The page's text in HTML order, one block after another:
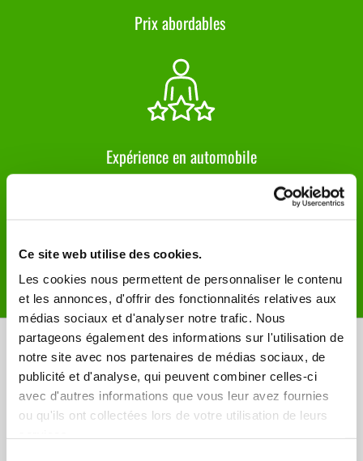
Ce site web utilise des cookies.
Les cookies nous permettent de personnaliser le contenu
et les annonces, d'offrir des fonctionnalités relatives aux
médias sociaux et d'analyser notre trafic. Nous
partageons également des informations sur l'utilisation de
notre site avec nos partenaires de médias sociaux, de
publicité et d'analyse, qui peuvent combiner celles-ci
avec d'autres informations que vous leur avez fournies
ou qu'ils ont collectées lors de votre utilisation de leurs
Prix abordables
Expérience en automobile
Équipe sympathique et réactive
Horaires et contact
Notre magasin est ouvert du lundi au